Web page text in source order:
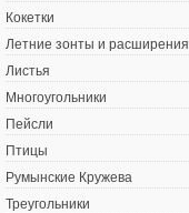
Кокетки
Летние зонты и расширения
Листья
Многоугольники
Пейсли
Птицы
Румынские Кружева
Треугольники